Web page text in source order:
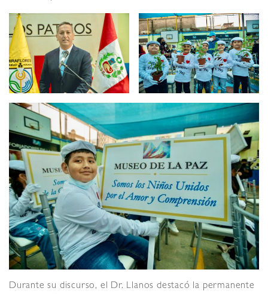
Durante su discurso, el Dr. Llanos destacó la permanente